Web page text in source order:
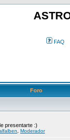
FAQ
Foro
presentarte :)
Moderador